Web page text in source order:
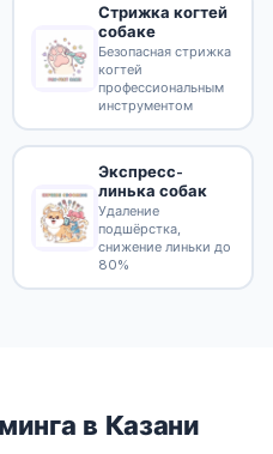
Стрижка когтей
собаке
Безопасная стрижка
когтей
профессиональным
инструментом
Экспресс-
линька собак
Удаление
подшёрстка,
снижение линьки до
80%
в Казани